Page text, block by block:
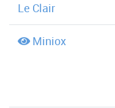
Le Clair
Miniox